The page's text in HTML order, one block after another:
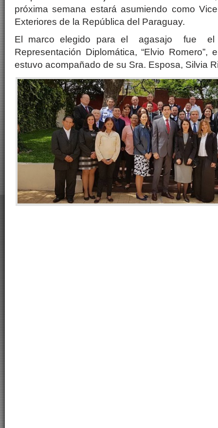
próxima semana estará asumiendo como
Exteriores de la República del Paraguay.
El marco elegido para el agasajo fue el
Representación Diplomática, “Elvio Romero”,
estuvo acompañado de su Sra. Esposa, Silvia